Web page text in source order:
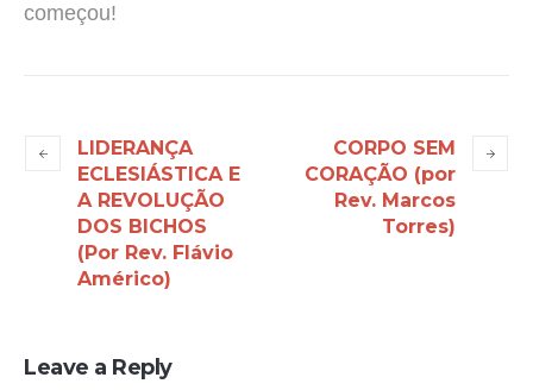
começou!
LIDERANÇA
ECLESIÁSTICA E
A REVOLUÇÃO
DOS BICHOS
(Por Rev. Flávio
Américo)
CORPO SEM
CORAÇÃO (por
Rev. Marcos
Torres)
Leave a Reply